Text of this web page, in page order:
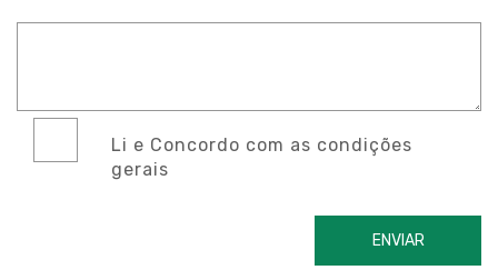
Li e Concordo com as condições
gerais